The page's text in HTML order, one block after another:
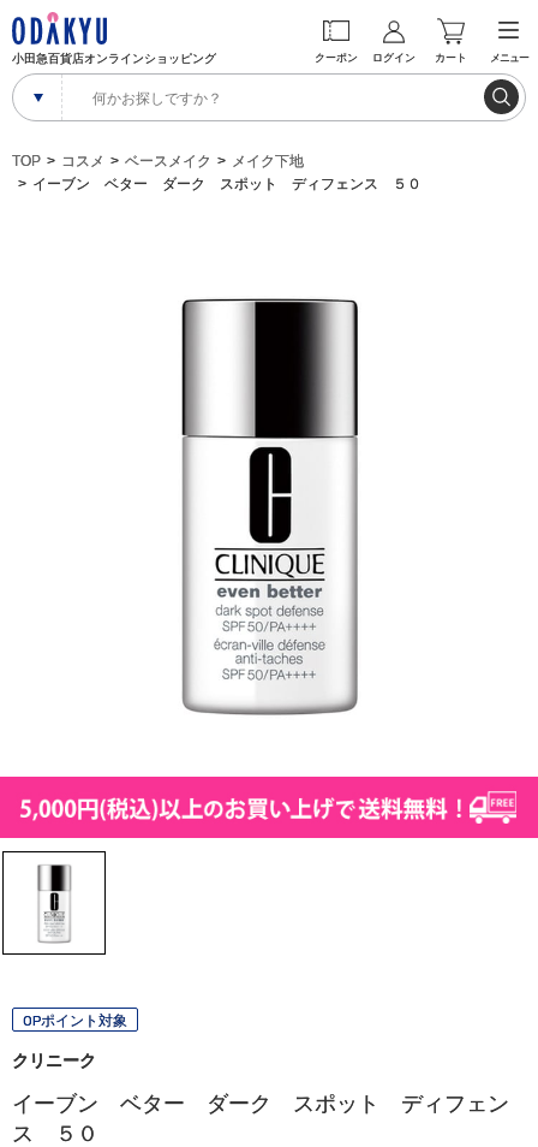
小田急百貨店オンラインショッピング クーポン ログイン カート メニュー
TOP コスメ ベースメイク
メイク下地
イーブン ベター ダーク スポット ディフェンス ５０
OPポイント対象
クリニーク
イーブン ベター ダーク スポット ディフェン
ス ５０